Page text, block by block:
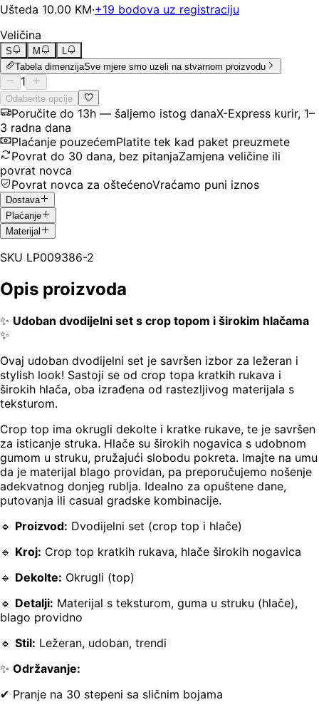
Ušteda 10.00 KM·+19 bodova uz registraciju
Veličina
S M
L
Tabela dimenzijaSve mjere smo uzeli na stvarnom proizvodu
1
Odaberite opcije
Poručite do 13h — šaljemo istog danaX-Express kurir, 1–
3 radna dana
Plaćanje pouzećemPlatite tek kad paket preuzmete
Povrat do 30 dana, bez pitanjaZamjena veličine ili
povrat novca
Povrat novca za oštećenoVraćamo puni iznos
Dostava
Plaćanje
Materijal
SKU LP009386-2
Opis proizvoda
✨ Udoban dvodijelni set s crop topom i širokim hlačama
✨
Ovaj udoban dvodijelni set je savršen izbor za ležeran i
stylish look! Sastoji se od crop topa kratkih rukava i
širokih hlača, oba izrađena od rastezljivog materijala s
teksturom.
Crop top ima okrugli dekolte i kratke rukave, te je savršen
za isticanje struka. Hlače su širokih nogavica s udobnom
gumom u struku, pružajući slobodu pokreta. Imajte na umu
da je materijal blago providan, pa preporučujemo nošenje
adekvatnog donjeg rublja. Idealno za opuštene dane,
putovanja ili casual gradske kombinacije.
🔹 Proizvod: Dvodijelni set (crop top i hlače)
🔹 Kroj: Crop top kratkih rukava, hlače širokih nogavica
🔹 Dekolte: Okrugli (top)
🔹 Detalji: Materijal s teksturom, guma u struku (hlače),
blago providno
🔹 Stil: Ležeran, udoban, trendi
✨ Održavanje:
✔ Pranje na 30 stepeni sa sličnim bojama